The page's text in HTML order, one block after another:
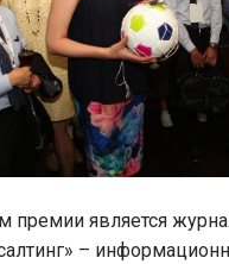
премии является
–